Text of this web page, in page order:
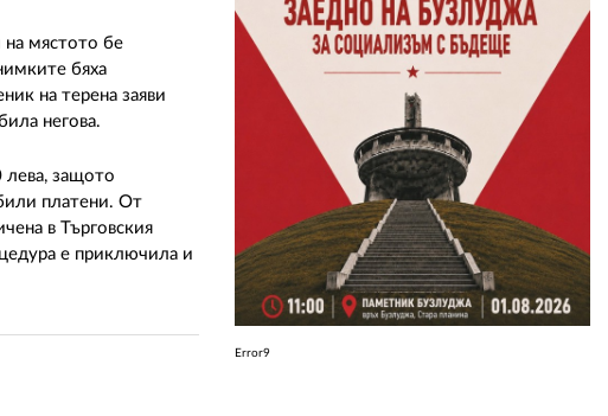
мястото бе
бяха
на терена заяви
негова.
лева, защото
платени. От
в Търговския
е приключила и
Error9
РЕДАКЦИЯ
РЕКЛАМА
АБОНАМЕНТ
УСЛОВИЯ ЗА ПОЛЗВАНЕ
ПОЛИТИКА ЗА БИСКВИТКИТЕ
ПОЛИТИКАТА ЗА